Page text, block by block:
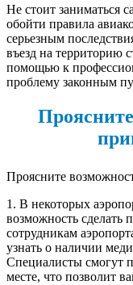
Не стоит заниматься
обойти правила
серьезным
въезд на территорию
помощью к
проблему законным
Проясните
1. В некоторых
возможность сделать
сотрудникам
узнать о наличии
Специалисты смогут
месте, что позволит